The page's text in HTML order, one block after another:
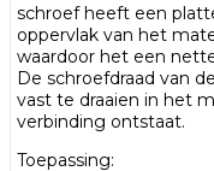
schroef heeft een
oppervlak van het
waardoor het een
De schroefdraad van
vast te draaien in het
verbinding ontstaat.
Toepassing: